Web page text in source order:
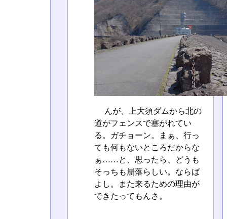
んが、上大須ダムから北の
道がフェンスで塞がれてい
る。ガチョーン。まぁ、行っ
ても何もないところだからな
ぁ……と、思ったら、どうも
そっちも崩落らしい。ならば
よし。また来るための理由が
できたってもんさ。